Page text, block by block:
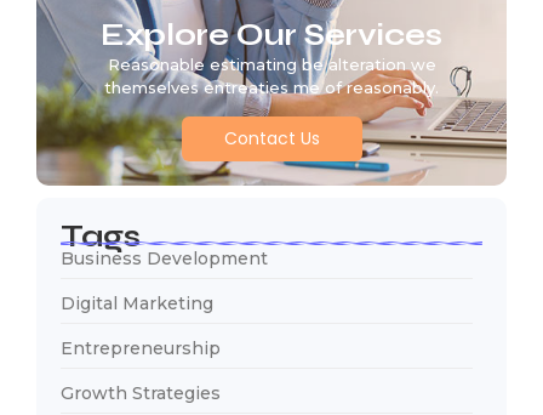
Explore Our Services
Reasonable estimating be alteration we
themselves entreaties me of reasonably.
Contact Us
Tags
Business Development
Digital Marketing
Entrepreneurship
Growth Strategies